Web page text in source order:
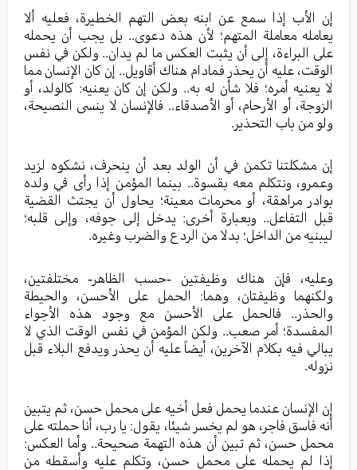
إن الأب إذا سمع عن ابنه بعض التهم الخطيرة، فعليه ألا
يعامله معاملة المتهم؛ لأن هذه دعوى.. بل يجب أن يحمله
على البراءة، إلى أن يثبت العكس ما لم يدان.. ولكن في نفس
الوقت، عليه أن يحذر فمادام هناك أقاويل.. إن كان الإنسان مما
لا يعنيه أمره؛ فلا شأن له به.. ولكن إن كان يعنيه: كالولد، أو
الزوجة، أو الأرحام، أو الأصدقاء.. فالإنسان لا ينسى النصيحة،
ولو من باب التحذير.
إن مشكلتنا تكمن في أن الولد بعد أن ينحرف، نشكوه لزيد
وعمرو، ونتكلم معه بقسوة.. بينما المؤمن إذا رأى في ولده
بوادر مراهقة، أو محرمات معينة؛ يحاول أن يجتث القضية
قبل التفاعل.. وبعبارة أخرى: يدخل إلى جوفه، وإلى قلبه؛
ليبنيه من الداخل؛ بدلا من الردع والضرب وغيره.
وعليه، فإن هناك وظيفتين -حسب الظاهر- مختلفتين،
ولكنهما وظيفتان، وهما: الحمل على الأحسن، والحيطة
والحذر.. فالحمل على الأحسن مع وجود هذه الأجواء
المفسدة؛ أمر صعب.. ولكن المؤمن في نفس الوقت الذي لا
يبالي فيه بكلام الآخرين، أيضاً عليه أن يحذر ويدفع البلاء قبل
نزوله.
إن الإنسان عندما يحمل فعل أخيه على محمل حسن، ثم يتبين
أنه فاسق فاجر، هو لم يخسر شيئا، يقول: يا رب، أنا حملته على
محمل حسن، ثم تبين أن هذه التهمة صحيحة.. وأما العكس:
إذا لم يحمله على محمل حسن، وتكلم عليه وأسقطه من